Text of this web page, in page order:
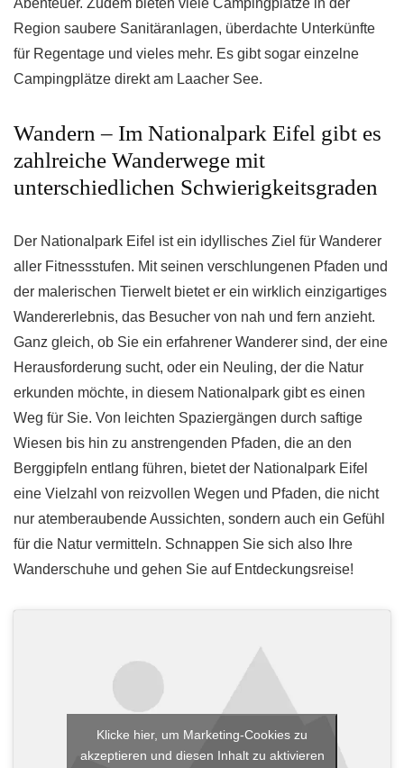
Region saubere Sanitäranlagen, überdachte Unterkünfte
für Regentage und vieles mehr. Es gibt sogar einzelne
Campingplätze direkt am Laacher See.
Wandern – Im Nationalpark Eifel gibt es
zahlreiche Wanderwege mit
unterschiedlichen Schwierigkeitsgraden
Der Nationalpark Eifel ist ein idyllisches Ziel für Wanderer
aller Fitnessstufen. Mit seinen verschlungenen Pfaden und
der malerischen Tierwelt bietet er ein wirklich einzigartiges
Wandererlebnis, das Besucher von nah und fern anzieht.
Ganz gleich, ob Sie ein erfahrener Wanderer sind, der eine
Herausforderung sucht, oder ein Neuling, der die Natur
erkunden möchte, in diesem Nationalpark gibt es einen
Weg für Sie. Von leichten Spaziergängen durch saftige
Wiesen bis hin zu anstrengenden Pfaden, die an den
Berggipfeln entlang führen, bietet der Nationalpark Eifel
eine Vielzahl von reizvollen Wegen und Pfaden, die nicht
nur atemberaubende Aussichten, sondern auch ein Gefühl
für die Natur vermitteln. Schnappen Sie sich also Ihre
Wanderschuhe und gehen Sie auf Entdeckungsreise!
Klicke hier, um Marketing-Cookies zu
akzeptieren und diesen Inhalt zu aktivieren